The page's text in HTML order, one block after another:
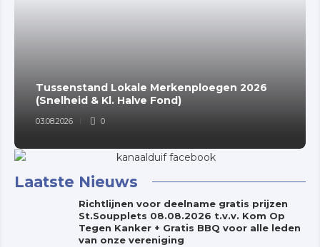
Tussenstand Lokale Merkenploegen 2026
(Snelheid & Kl. Halve Fond)
03.08.2026 0
Laatste Nieuws
Richtlijnen voor deelname gratis prijzen
St.Soupplets 08.08.2026 t.v.v. Kom Op
Tegen Kanker + Gratis BBQ voor alle leden
van onze vereniging